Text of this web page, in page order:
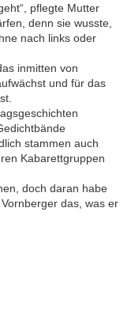
pflegte Mutter
denn sie wusste,
nach links oder
inmitten von
und für das
stammen auch
Kabarettgruppen
doch daran habe
das, was er